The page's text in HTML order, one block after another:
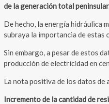
de la generación total
De hecho, la energía hidráulica
subraya la importancia de estas
Sin embargo, a pesar de estos
producción de electricidad en
La nota positiva de los datos de
Incremento de la cantidad de